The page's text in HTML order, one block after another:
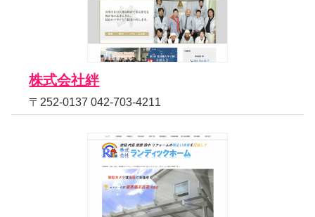
株式会社絆
〒252-0137 042-703-4211